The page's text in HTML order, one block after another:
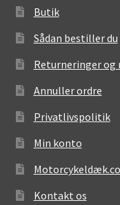
Butik
Sådan bestiller du
Returneringer og
Annuller ordre
Privatlivspolitik
Min konto
Kontakt os